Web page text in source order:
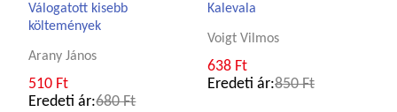
Válogatott kisebb
költemények
Arany János
510 Ft
Eredeti ár:680 Ft
Kalevala
Voigt Vilmos
638 Ft
Eredeti ár:850 Ft